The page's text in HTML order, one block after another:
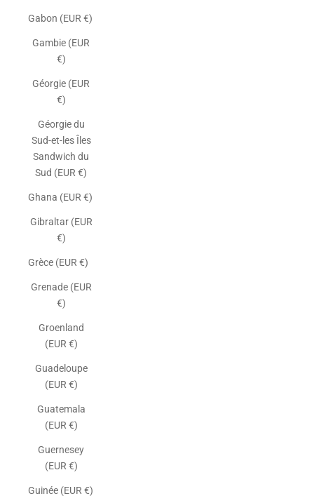
Gabon (EUR €)
Gambie (EUR
€)
Géorgie (EUR
€)
Géorgie du
Sud-et-les Îles
Sandwich du
Sud (EUR €)
Ghana (EUR €)
Gibraltar (EUR
€)
Grèce (EUR €)
Grenade (EUR
€)
Groenland
(EUR €)
Guadeloupe
(EUR €)
Guatemala
(EUR €)
Guernesey
(EUR €)
Guinée (EUR €)